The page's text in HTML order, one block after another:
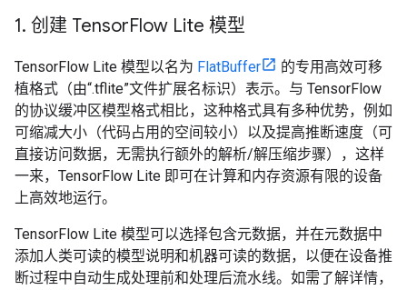
1. 创建 TensorFlow Lite 模型
TensorFlow Lite 模型以名为 FlatBuffer
的专用高效可移
植格式（由“.tflite”文件扩展名标识）表示。 与 TensorFlow
的协议缓冲区模型格式相比，这种格式具有多种优势，例如
可缩减大小（代码占用的空间较小）以及提高推断速度（可
直接访问数据，无需执行额外的解析/解压缩步骤），这样
一来，TensorFlow Lite 即可在计算和内存资源有限的设备
上高效地运行。
TensorFlow Lite 模型可以选择包含元数据，并在元数据中
添加人类可读的模型说明和机器可读的数据，以便在设备推
断过程中自动生成处理前和处理后流水线。 如需了解详情，